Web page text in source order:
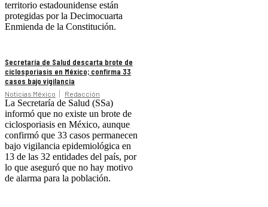
territorio estadounidense están
protegidas por la Decimocuarta
Enmienda de la Constitución.
Secretaría de Salud descarta brote de
ciclosporiasis en México; confirma 33
casos bajo vigilancia
Noticias México Redacción
La Secretaría de Salud (SSa)
informó que no existe un brote de
ciclosporiasis en México, aunque
confirmó que 33 casos permanecen
bajo vigilancia epidemiológica en
13 de las 32 entidades del país, por
lo que aseguró que no hay motivo
de alarma para la población.